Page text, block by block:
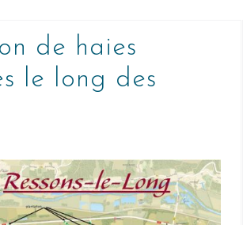
de haies
le long des